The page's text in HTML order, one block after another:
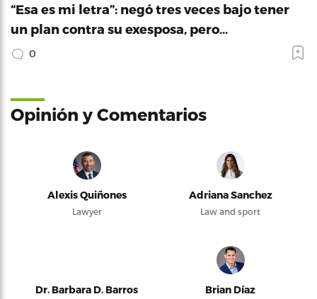
“Esa es mi letra”: negó tres veces bajo tener
un plan contra su exesposa, pero…
0
Opinión y Comentarios
Alexis Quiñones
Lawyer
Adriana Sanchez
Law and sport
Dr. Barbara D. Barros Brian Díaz